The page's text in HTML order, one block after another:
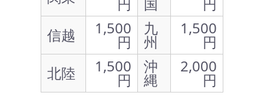
信越
1,500
円
九
州
1,500
円
北陸
1,500
円
沖
縄
2,000
円